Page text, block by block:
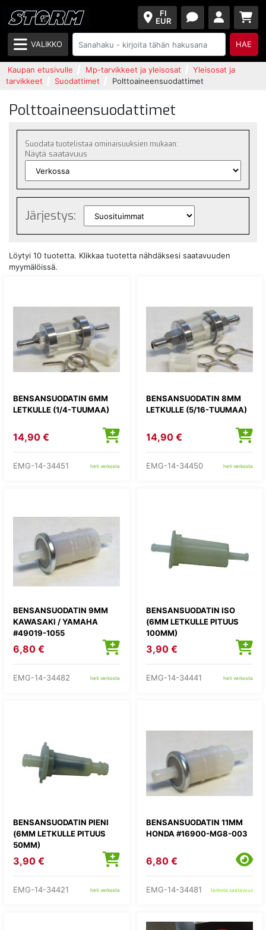
FI
EUR
VALIKKO HAE
Kaupan etusivulle Mp-tarvikkeet ja yleisosat
Yleisosat ja
tarvikkeet
Suodattimet Polttoaineensuodattimet
Polttoaineensuodattimet
Suodata tuotelistaa ominaisuuksien mukaan:
Näytä saatavuus
Järjestys:
Löytyi 10 tuotetta. Klikkaa tuotetta nähdäksesi saatavuuden
myymälöissä.
BENSANSUODATIN 6MM
LETKULLE (1/4-TUUMAA)
14,90 €
EMG-14-34451 heti verkosta
BENSANSUODATIN 8MM
LETKULLE (5/16-TUUMAA)
14,90 €
EMG-14-34450 heti verkosta
BENSANSUODATIN 9MM
KAWASAKI / YAMAHA
#49019-1055
6,80 €
EMG-14-34482 heti verkosta
BENSANSUODATIN ISO
(6MM LETKULLE PITUUS
100MM)
3,90 €
EMG-14-34441 heti verkosta
BENSANSUODATIN PIENI
(6MM LETKULLE PITUUS
50MM)
3,90 €
EMG-14-34421 heti verkosta
BENSANSUODATIN 11MM
HONDA #16900-MG8-003
6,80 €
EMG-14-34481 tarkista saatavuus